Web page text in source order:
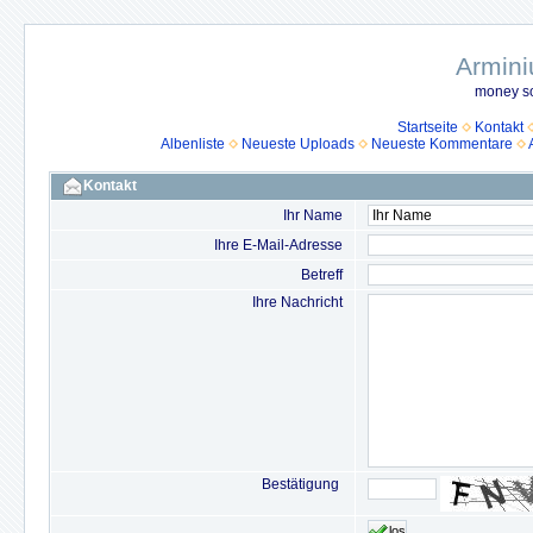
money
Startseite
Kontakt
Albenliste
Neueste Uploads Neueste Kommentare
Kontakt
Ihr Name
Ihre E-Mail-Adresse
Betreff
Ihre Nachricht
Bestätigung